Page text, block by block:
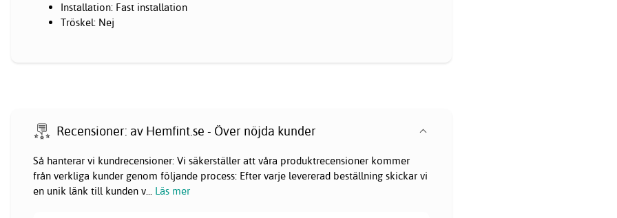
Installation: Fast installation
Tröskel: Nej
Recensioner: av Hemfint.se - Över nöjda kunder
Så hanterar vi kundrecensioner: Vi säkerställer att våra produktrecensioner kommer
från verkliga kunder genom följande process: Efter varje levererad beställning skickar vi
en unik länk till kunden v... Läs mer